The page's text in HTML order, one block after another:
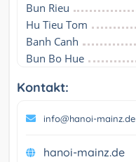
Bun Rieu
Hu Tieu Tom
Banh Canh
Bun Bo Hue
Kontakt:
info@hanoi-mainz.de
hanoi-mainz.de